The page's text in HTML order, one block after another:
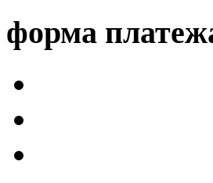
форма